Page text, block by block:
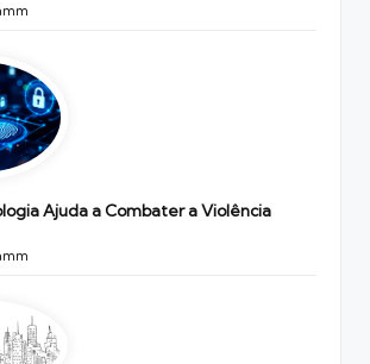
Ajuda a Combater a Violência